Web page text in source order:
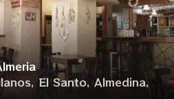
El Santo, Almedina,